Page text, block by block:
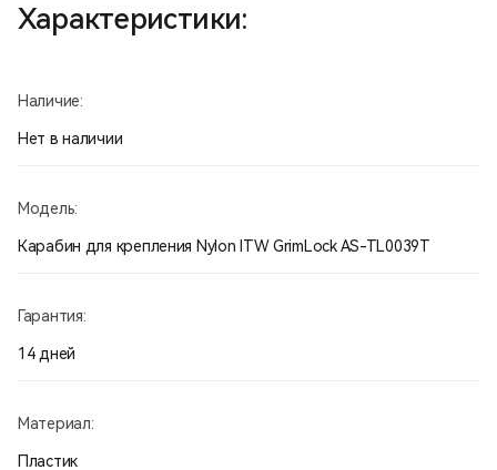
Характеристики:
Наличие:
Нет в наличии
Модель:
Карабин для крепления Nylon ITW GrimLock AS-TL0039T
Гарантия:
14 дней
Материал:
Пластик